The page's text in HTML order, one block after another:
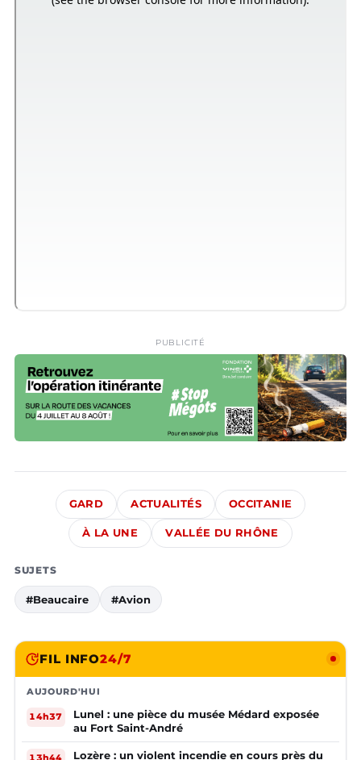
PUBLICITÉ
GARD ACTUALITÉS OCCITANIE
À LA UNE VALLÉE DU RHÔNE
SUJETS
#Beaucaire #Avion
FIL INFO24/7
AUJOURD'HUI
14h37
Lunel : une pièce du musée Médard exposée
au Fort Saint-André
Lozère : un violent incendie en cours près du